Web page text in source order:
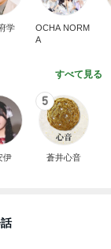
学
OCHA NORM
A
すべて見る
伊
5
蒼井心音